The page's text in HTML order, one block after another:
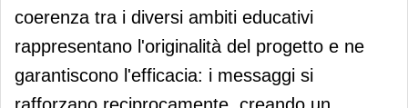
coerenza tra i diversi ambiti educativi
rappresentano l'originalità del progetto e ne
garantiscono l'efficacia: i messaggi si